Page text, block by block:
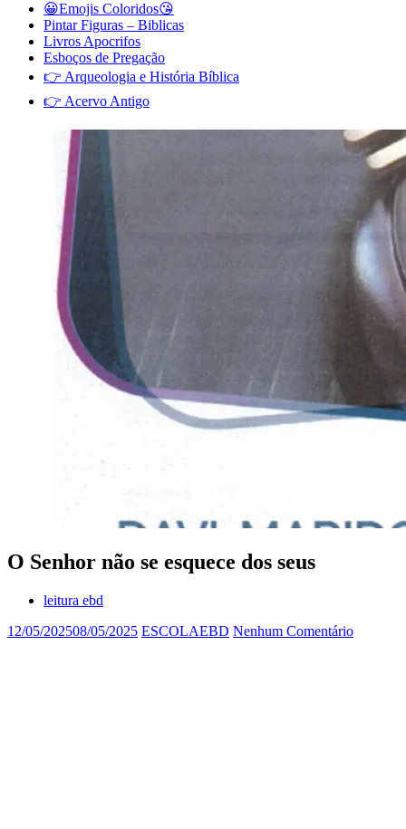
😀Emojis Coloridos😘
Pintar Figuras – Biblicas
Livros Apocrifos
Esboços de Pregação
👉 Arqueologia e História Bíblica
👉 Acervo Antigo
O Senhor não se esquece dos seus
leitura ebd
12/05/202508/05/2025 ESCOLAEBD Nenhum Comentário